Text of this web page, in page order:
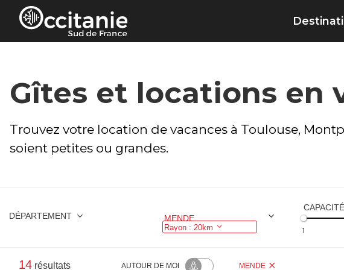
Panneau de gestion des cookies
Gîtes et locations en
Trouvez votre location de vacances à Toulouse,
soient petites ou grandes.
DÉPARTEMENT MENDE
Rayon : 20km 1
14 résultats AUTOUR DE MOI MENDE